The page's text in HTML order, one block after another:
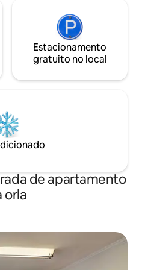
Estacionamento
gratuito no local
de apartamento
orla